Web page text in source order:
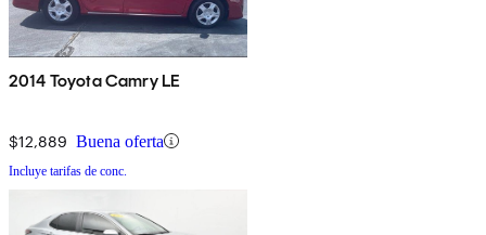
2014 Toyota Camry LE
$12,889 Buena oferta
Incluye tarifas de conc.